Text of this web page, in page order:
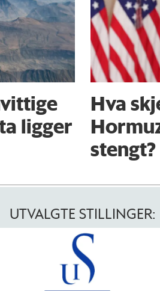
ligger
Hva
stengt?
UTVALGTE STILLINGER: